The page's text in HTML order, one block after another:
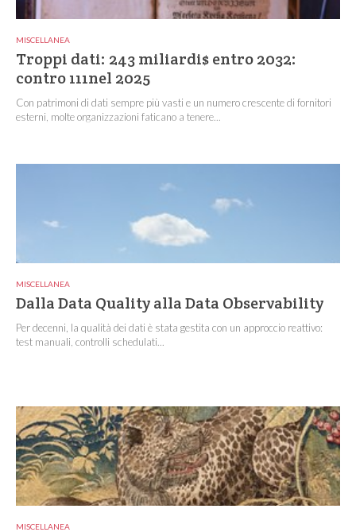
MISCELLANEA
Troppi dati: 243 miliardi$ entro 2032:
contro 111nel 2025
Con patrimoni di dati sempre più vasti e un numero crescente di fornitori
esterni, molte organizzazioni faticano a tenere...
MISCELLANEA
Dalla Data Quality alla Data Observability
Per decenni, la qualità dei dati è stata gestita con un approccio reattivo:
test manuali, controlli schedulati...
MISCELLANEA